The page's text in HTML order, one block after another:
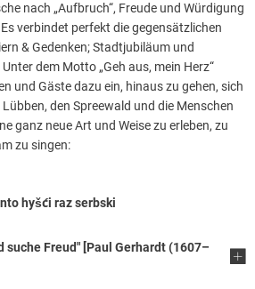
nach „Aufbruch“, Freude und Würdigung
verbindet perfekt die gegensätzlichen
& Gedenken; Stadtjubiläum und
dem Motto „Geh aus, mein Herz“
und Gäste dazu ein, hinaus zu gehen, sich
den Spreewald und die Menschen
ganz neue Art und Weise zu erleben, zu
zu singen:
hyšći raz serbski
suche Freud" [Paul Gerhardt (1607–